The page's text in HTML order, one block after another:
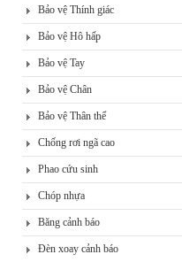
Bảo vệ Thính giác
Bảo vệ Hô hấp
Bảo vệ Tay
Bảo vệ Chân
Bảo vệ Thân thể
Chống rơi ngã cao
Phao cứu sinh
Chóp nhựa
Băng cảnh báo
Đèn xoay cảnh báo